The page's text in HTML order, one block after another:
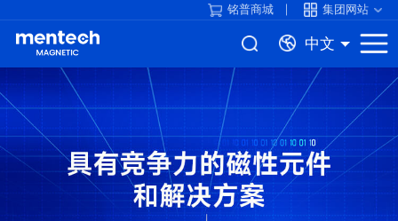
铭普商城 集团网站
中文